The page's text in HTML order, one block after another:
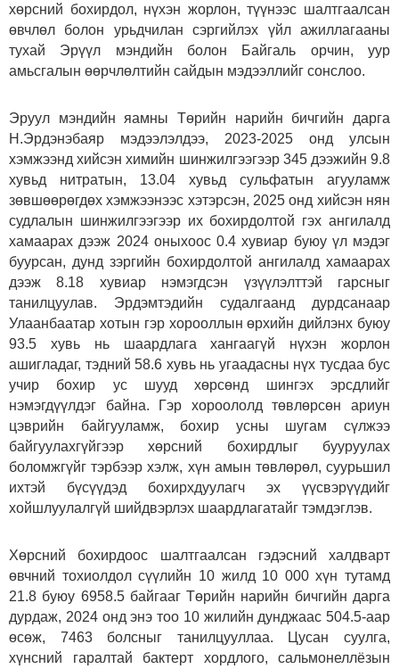
хөрсний бохирдол, нүхэн жорлон, түүнээс шалтгаалсан
өвчлөл болон урьдчилан сэргийлэх үйл ажиллагааны
тухай Эрүүл мэндийн болон Байгаль орчин, уур
амьсгалын өөрчлөлтийн сайдын мэдээллийг сонслоо.
Эруул мэндийн яамны Төрийн нарийн бичгийн дарга
Н.Эрдэнэбаяр мэдээлэлдээ, 2023-2025 онд улсын
хэмжээнд хийсэн химийн шинжилгээгээр 345 дээжийн 9.8
хувьд нитратын, 13.04 хувьд сульфатын агууламж
зөвшөөрөгдөх хэмжээнээс хэтэрсэн, 2025 онд хийсэн нян
судлалын шинжилгээгээр их бохирдолтой гэх ангилалд
хамаарах дээж 2024 оныхоос 0.4 хувиар буюу үл мэдэг
буурсан, дунд зэргийн бохирдолтой ангилалд хамаарах
дээж 8.18 хувиар нэмэгдсэн үзүүлэлттэй гарсныг
танилцуулав. Эрдэмтэдийн судалгаанд дурдсанаар
Улаанбаатар хотын гэр хорооллын өрхийн дийлэнх буюу
93.5 хувь нь шаардлага хангаагүй нүхэн жорлон
ашигладаг, тэдний 58.6 хувь нь угаадасны нүх тусдаа бус
учир бохир ус шууд хөрсөнд шингэх эрсдлийг
нэмэгдүүлдэг байна. Гэр хороололд төвлөрсөн ариун
цэврийн байгууламж, бохир усны шугам сүлжээ
байгуулахгүйгээр хөрсний бохирдлыг бууруулах
боломжгүйг тэрбээр хэлж, хүн амын төвлөрөл, суурьшил
ихтэй бүсүүдэд бохирхдуулагч эх үүсвэрүүдийг
хойшлуулалгүй шийдвэрлэх шаардлагатайг тэмдэглэв.
Хөрсний бохирдоос шалтгаалсан гэдэсний халдварт
өвчний тохиолдол сүүлийн 10 жилд 10 000 хүн тутамд
21.8 буюу 6958.5 байгааг Төрийн нарийн бичгийн дарга
дурдаж, 2024 онд энэ тоо 10 жилийн дунджаас 504.5-аар
өсөж, 7463 болсныг танилцууллаа. Цусан суулга,
хүнсний гаралтай бактерт хордлого, сальмонеллёзын